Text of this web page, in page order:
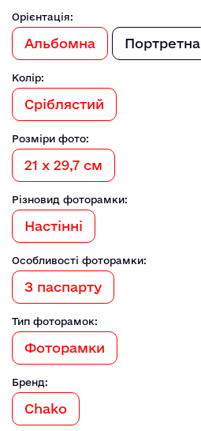
Орієнтація:
Альбомна Портретна
Колір:
Сріблястий
Розміри фото:
21 х 29,7 см
Різновид фоторамки:
Настінні
Особливості фоторамки:
З паспарту
Тип фоторамок:
Фоторамки
Бренд:
Chako